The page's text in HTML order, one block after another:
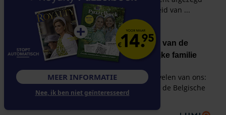
MEER INFORMATIE
Nee, ik ben niet geïnteresseerd